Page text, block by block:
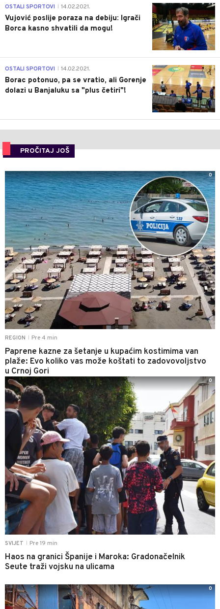
1
OSTALI SPORTOVI 14.02.2021.
Vujović poslije poraza na debiju: Igrači
Borca kasno shvatili da mogu!
3
OSTALI SPORTOVI 14.02.2021.
Borac potonuo, pa se vratio, ali Gorenje
dolazi u Banjaluku sa "plus četiri"!
PROČITAJ JOŠ
REGION Pre 4 min
Paprene kazne za šetanje u kupaćim kostimima van
plaže: Evo koliko vas može koštati to zadovovoljstvo
u Crnoj Gori
0
SVIJET Pre 19 min
Haos na granici Španije i Maroka: Gradonačelnik
Seute traži vojsku na ulicama
0
0